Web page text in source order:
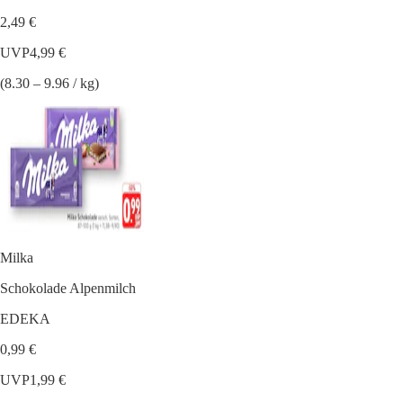
2,49 €
UVP4,99 €
(8.30 – 9.96 / kg)
Milka
Schokolade Alpenmilch
EDEKA
0,99 €
UVP1,99 €